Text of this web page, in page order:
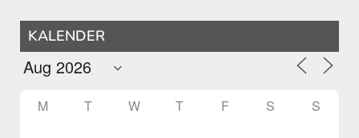
KALENDER
M T W T F S S